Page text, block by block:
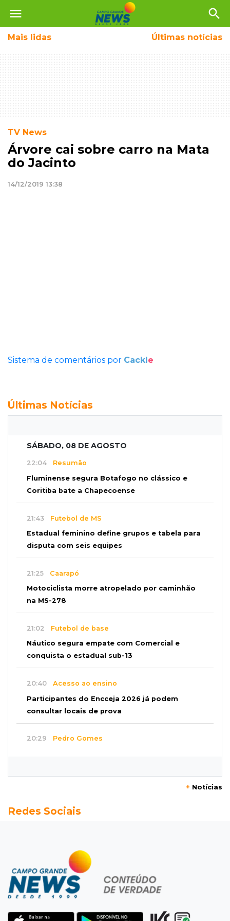
menu search
Mais lidas Últimas notícias
TV News
Árvore cai sobre carro na Mata
do Jacinto
14/12/2019 13:38
Sistema de comentários por Cackle
Últimas Notícias
SÁBADO, 08 DE AGOSTO
22:04 Resumão
Fluminense segura Botafogo no clássico e
Coritiba bate a Chapecoense
21:43 Futebol de MS
Estadual feminino define grupos e tabela para
disputa com seis equipes
21:25 Caarapó
Motociclista morre atropelado por caminhão
na MS-278
21:02 Futebol de base
Náutico segura empate com Comercial e
conquista o estadual sub-13
20:40 Acesso ao ensino
Participantes do Encceja 2026 já podem
consultar locais de prova
20:29 Pedro Gomes
Pantanal treina em Goiânia antes de jogo que
Campeonato Brasileiro
Remo busca empate com Atlético-MG e segue
na zona de rebaixamento
Defesa diz que preso suspeito de sequestro
+ Notícias
Redes Sociais